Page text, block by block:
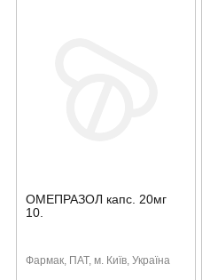
ОМЕПРАЗОЛ капс. 20мг
10.
Фармак, ПАТ, м. Київ, Україна